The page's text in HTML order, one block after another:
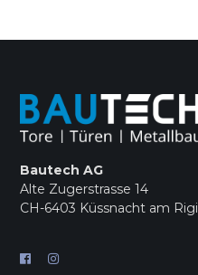
Bautech AG
Alte Zugerstrasse 14
CH-6403 Küssnacht am Rigi